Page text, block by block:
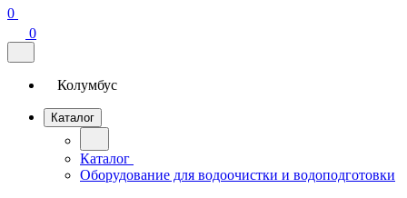
0
0
Колумбус
Каталог
Каталог
Оборудование для водоочистки и водоподготовки